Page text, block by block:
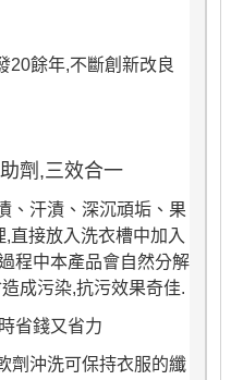
20餘年,不斷創新改良
劑,三效合一
、汗漬、深沉頑垢、果
直接放入洗衣槽中加入
程中本產品會自然分解
成污染,抗污效果奇佳.
省錢又省力
劑沖洗可保持衣服的纖